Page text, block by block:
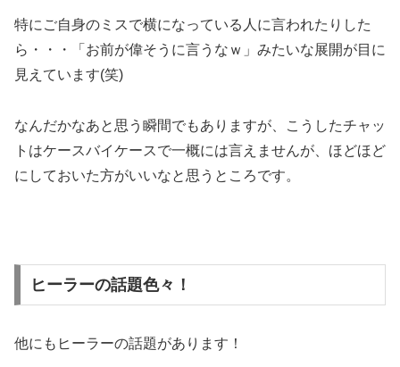
特にご自身のミスで横になっている人に言われたりした
ら・・・「お前が偉そうに言うなｗ」みたいな展開が目に
見えています(笑)
なんだかなあと思う瞬間でもありますが、こうしたチャッ
トはケースバイケースで一概には言えませんが、ほどほど
にしておいた方がいいなと思うところです。
ヒーラーの話題色々！
他にもヒーラーの話題があります！